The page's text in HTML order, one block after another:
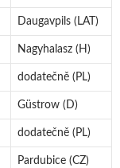
Daugavpils (LAT)
Nagyhalasz (H)
dodatečně (PL)
Güstrow (D)
dodatečně (PL)
Pardubice (CZ)